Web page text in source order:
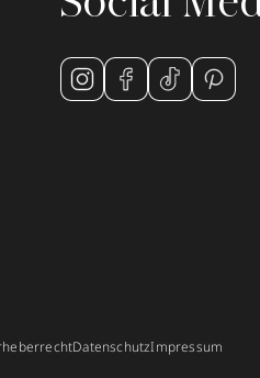
DatenschutzImpressum